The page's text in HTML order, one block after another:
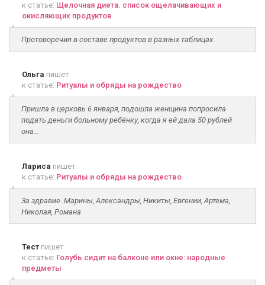
к статье: Щелочная диета. список ощелачивающих и
окисляющих продуктов
Протоворечия в составе продуктов в разных таблицах.
Ольга пишет
к статье: Ритуалы и обряды на рождество
Пришла в церковь 6 января, подошла женщина попросила
подать деньги больному ребёнку, когда я ей дала 50 рублей
она...
Лариса пишет
к статье: Ритуалы и обряды на рождество
За здравие..Марины, Александры, Никиты, Евгении, Артема,
Николая, Романа
Тест пишет
к статье: Голубь сидит на балконе или окне: народные
предметы